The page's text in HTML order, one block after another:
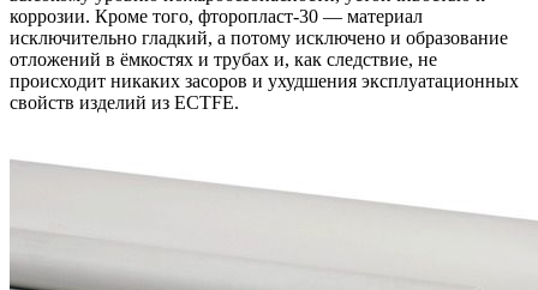
коррозии. Кроме того, фторопласт-30 — материал
исключительно гладкий, а потому исключено и образование
отложений в ёмкостях и трубах и, как следствие, не
происходит никаких засоров и ухудшения эксплуатационных
свойств изделий из ECTFE.